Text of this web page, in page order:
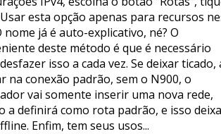
esta opção apenas para recursos
nome já é auto-explicativo, né? O
deste método é que é necessário
isso a cada vez. Se deixar ticado,
na conexão padrão, sem o N900, o
vai somente inserir uma nova rede,
a definirá como rota padrão, e isso
Enfim, tem seus usos...